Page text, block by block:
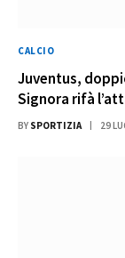
CALCIO
Juventus,
Signora rifà
BY SPORTIZIA 29